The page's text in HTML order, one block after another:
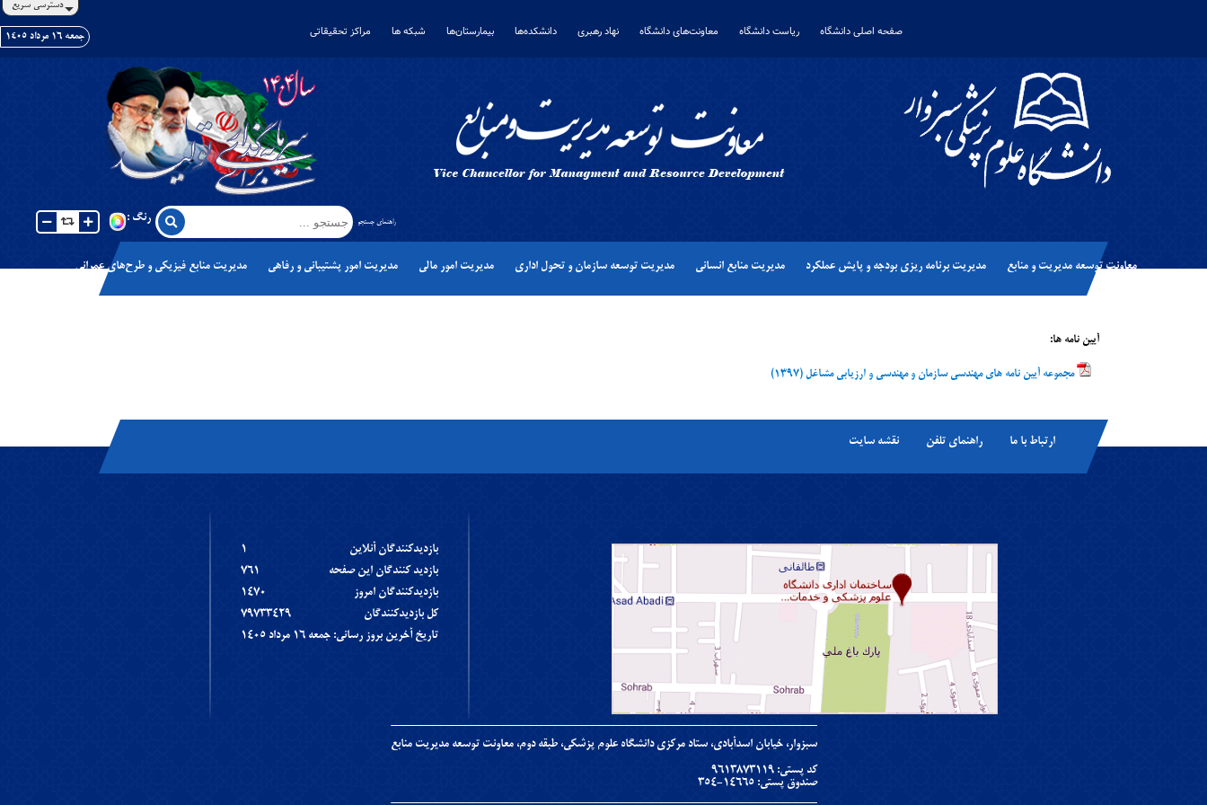
دسترسی سریع
صفحه اصلی دانشگاه ریاست دانشگاه معاونت‌های دانشگاه نهاد رهبری دانشکده‌ها بیمارستان‌ها شبکه ها مراکز تحقیقاتی جمعه ١٦ مرداد ١٤٠٥
راهنمای جستجو رنگ :
معاونت توسعه مدیریت و منابع مدیریت برنامه ریزی بودجه و پایش عملکرد مدیریت منابع انسانی مدیریت توسعه سازمان و تحول اداری مدیریت امور مالی مدیریت امور پشتیبانی و رفاهی مدیریت منابع فیزیکی و طرح‌های عمرانی
آیین نامه ها:
مجموعه آیین نامه های مهندسی سازمان و مهندسی و ارزیابی مشاغل (1397)
ارتباط با ما راهنمای تلفن نقشه سایت
بازديدکنندگان آنلاين
1
بازديد کنندگان اين صفحه
761
بازديدکنندگان امروز
1470
کل بازديدکنندگان
79733429
تاریخ آخرین بروز رسانی: جمعه ١٦ مرداد ١٤٠٥
سبزوار، خیابان اسدآبادی، ستاد مرکزی دانشگاه علوم پزشکی، طبقه دوم، معاونت توسعه مدیریت منابع
کد پستی: 9613873119
صندوق پستی: ۱۴۶۶۵-۳۵۴